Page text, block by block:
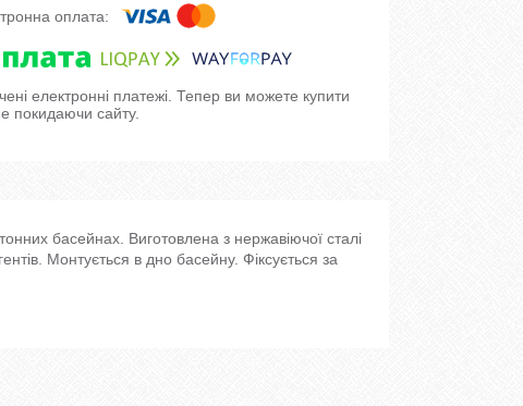
електронні платежі. Тепер ви можете купити
покидаючи сайту.
басейнах. Виготовлена з нержавіючої сталі
Монтується в дно басейну. Фіксується за